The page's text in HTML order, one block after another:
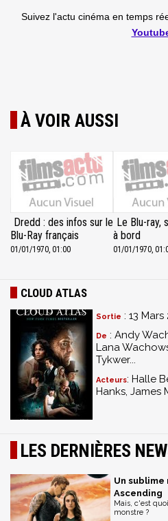
Suivez l'actu cinéma en temps
À VOIR AUSSI
Dredd : des infos sur le
Blu-Ray français
01/01/1970, 01:00
Le Blu-ray,
à bord
01/01/1970,
CLOUD ATLAS
Sortie : 13 Mars
De : Andy
Lana
Tykwer...
Acteurs: Halle
Hanks, James
LES DERNIÈRES
Un
Ascending
Mais, c'est
monstre ?